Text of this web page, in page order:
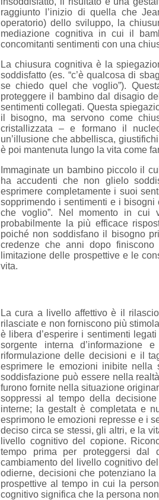
raggiunto l’inizio di quella che
operatorio) dello sviluppo, la
mediazione cognitiva in cui il
concomitanti sentimenti con una
La chiusura cognitiva è la
soddisfatto (es. “c’è qualcosa di
se chiedo quel che voglio”).
proteggere il bambino dal disagio
sentimenti collegati. Questa
il bisogno, ma servono come
cristallizzata – e formano il
un’illusione che abbellisca,
è poi mantenuta lungo la vita come
Immaginate un bambino piccolo il
ha accudenti che non glielo
esprimere completamente i suoi
sopprimendo i sentimenti e i bisogni
che voglio”. Nel momento in cui
probabilmente la più efficace
poiché non soddisfano il bisogno
credenze che anni dopo
limitazione delle prospettive e le
vita.
La cura a livello affettivo è il
rilasciate e non forniscono più
è libera d’esperire i sentimenti
sorgente interna
riformulazione delle decisioni e il
esprimere le emozioni inibite nella
soddisfazione può essere nella
furono fornite nella situazione
soppressi al tempo della
interne; la gestalt è completata e
esprimono le emozioni represse e i
deciso circa se stessi, gli altri, e la
livello cognitivo del copione.
tempo prima per proteggersi dal
cambiamento del livello cognitivo
odierne, decisioni che potenziano
prospettive al tempo in cui la
cognitivo significa che la persona